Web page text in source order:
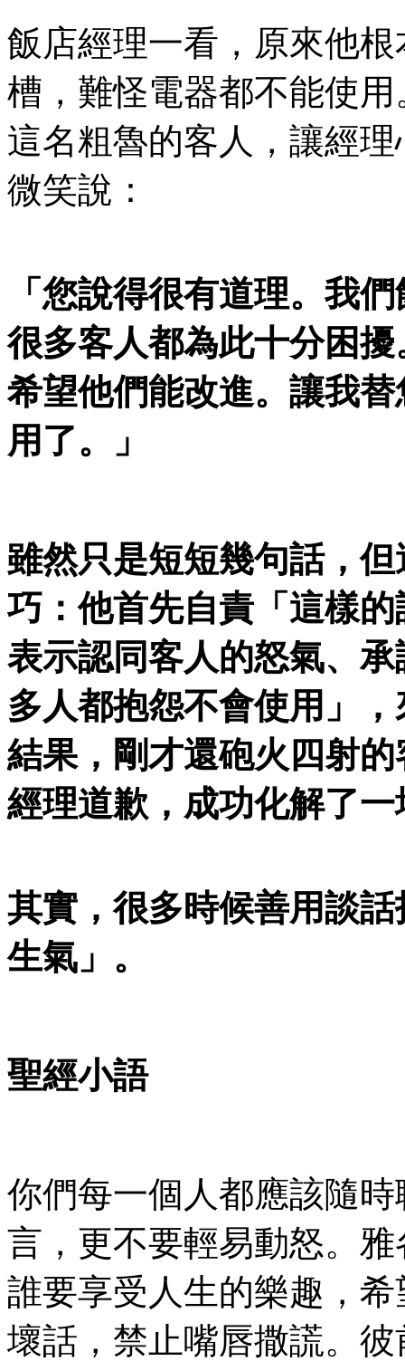
飯店經理一看，原來他
槽，難怪電器都不能使用
這名粗魯的客人，讓經
微笑說：
「您說得很有道理。我
很多客人都為此十分困擾
希望他們能改進。讓我
用了。」
雖然只是短短幾句話，
巧：他首先自責「這樣
表示認同客人的怒氣、
多人都抱怨不會使用」
結果，剛才還砲火四射
經理道歉，成功化解了
其實，很多時候善用談
生氣」。
聖經小語
你們每一個人都應該隨
言，更不要輕易動怒。雅
誰要享受人生的樂趣，
壞話，禁止嘴唇撒謊。彼